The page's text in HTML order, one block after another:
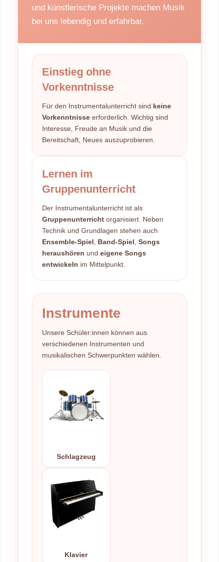
und künstlerische Projekte machen Musik
bei uns lebendig und erfahrbar.
Einstieg ohne
Vorkenntnisse
Für den Instrumentalunterricht sind keine
Vorkenntnisseerforderlich. Wichtig sind
Interesse, Freude an Musik und die
Bereitschaft, Neues auszuprobieren.
Lernen im
Gruppenunterricht
Der Instrumentalunterricht ist als
Gruppenunterrichtorganisiert. Neben
Technik und Grundlagen stehen auch
Ensemble-Spiel
Band-Spiel Songs
heraushören und eigene Songs
entwickeln im Mittelpunkt.
Instrumente
Unsere Schüler:innen können aus
verschiedenen Instrumenten und
musikalischen Schwerpunkten wählen.
Schlagzeug
Klavier